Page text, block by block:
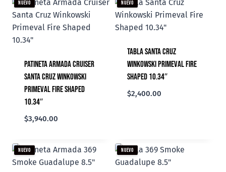
NUEVO
Patineta Armada Cruiser
Santa Cruz Winkowski
Primeval Fire Shaped
10.34″
$3,940.00
NUEVO
Tabla Santa Cruz
Winkowski Primeval Fire
Shaped 10.34″
$2,400.00
NUEVO NUEVO